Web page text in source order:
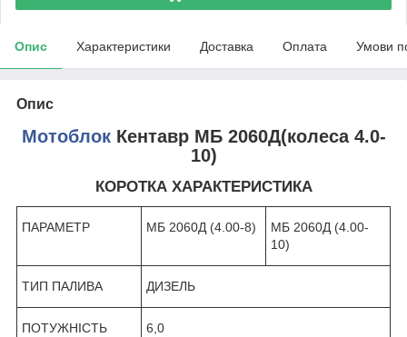
Опис Характеристики Доставка Оплата Умови
Опис
МотоблокКентавр МБ 2060Д(колеса 4.0-
10)
КОРОТКА ХАРАКТЕРИСТИКА
ПАРАМЕТР МБ 2060Д (4.00-8)
МБ 2060Д (4.00-
10)
ТИП ПАЛИВА ДИЗЕЛЬ
ПОТУЖНІСТЬ
6,0